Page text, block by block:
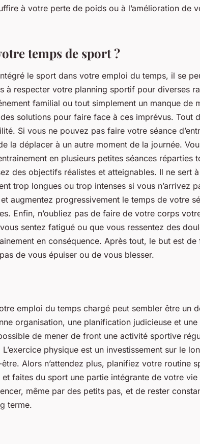
à votre perte de poids ou à l’amélioration de
temps de sport ?
le sport dans votre emploi du temps, il se
à respecter votre planning sportif pour diverses
familial ou tout simplement un manque de
solutions pour faire face à ces imprévus. Tout
Si vous ne pouvez pas faire votre séance
la déplacer à un autre moment de la journée.
en plusieurs petites séances réparties
des objectifs réalistes et atteignables. Il ne sert
trop longues ou trop intenses si vous n’arrivez
augmentez progressivement le temps de votre
Enfin, n’oubliez pas de faire de votre corps
sentez fatigué ou que vous ressentez des
en conséquence. Après tout, le but est
de vous épuiser ou de vous blesser.
emploi du temps chargé peut sembler être un
organisation, une planification judicieuse et
de mener de front une activité sportive
physique est un investissement sur le
Alors n’attendez plus, planifiez votre routine
faites du sport une partie intégrante de votre vie
même par des petits pas, et de rester
terme.